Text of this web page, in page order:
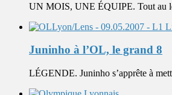
UN MOIS, UNE ÉQUIPE. Tout au
Juninho à l’OL, le grand 8
LÉGENDE. Juninho s’apprête à